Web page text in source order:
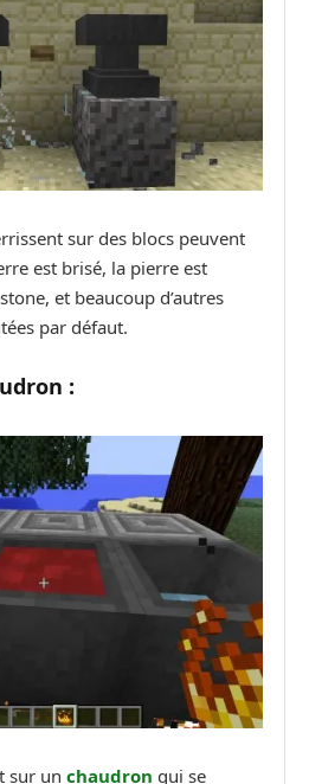
sur des blocs peuvent
est brisé, la pierre est
et beaucoup d’autres
par défaut.
:
sur un chaudron qui se